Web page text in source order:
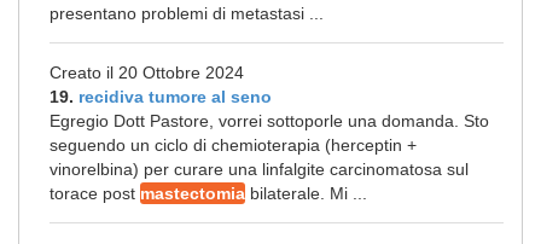
presentano problemi di metastasi ...
Creato il 20 Ottobre 2024
19. recidiva tumore al seno
Egregio Dott Pastore, vorrei sottoporle una domanda. Sto
seguendo un ciclo di chemioterapia (herceptin +
vinorelbina) per curare una linfalgite carcinomatosa sul
torace post mastectomia bilaterale. Mi ...